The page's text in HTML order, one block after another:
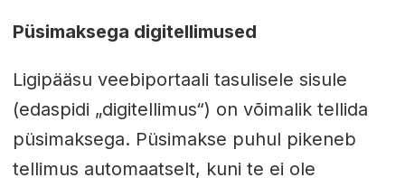
Püsimaksega digitellimused
Ligipääsu veebiportaali tasulisele sisule
(edaspidi „digitellimus“) on võimalik tellida
püsimaksega. Püsimakse puhul pikeneb
tellimus automaatselt, kuni te ei ole